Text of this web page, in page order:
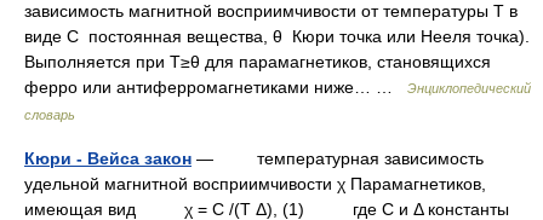
зависимость магнитной восприимчивости от температуры Т в
виде С постоянная вещества, θ Кюри точка или Нееля точка).
Выполняется при Т≥θ для парамагнетиков, становящихся
ферро или антиферромагнетиками ниже… …
Энциклопедический
словарь
Кюри - Вейса закон — температурная зависимость
удельной магнитной восприимчивости χ Парамагнетиков,
имеющая вид χ = С /(Т Δ), (1) где C и Δ константы